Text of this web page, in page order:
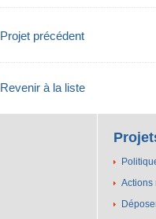
Projet précédent
Revenir à la liste
Actions